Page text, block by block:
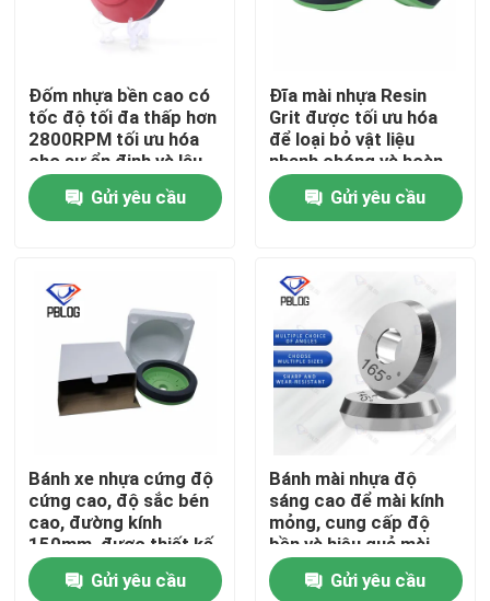
Sản phẩm
Về chúng tôi
Kiểm soát chất lượng
Liên hệ chúng tôi
Đốm nhựa bền cao có
tốc độ tối đa thấp hơn
2800RPM tối ưu hóa
cho sự ổn định và lâu
dài
Gửi yêu cầu
Đĩa mài nhựa Resin
Grit được tối ưu hóa
để loại bỏ vật liệu
nhanh chóng và hoàn
thiện bề mặt nhẵn
trong chế tạo kim loại
Gửi yêu cầu
Bánh xe nhựa cứng độ
cứng cao, độ sắc bén
cao, đường kính
150mm, được thiết kế
để có hiệu suất lâu dài
trong việc cắt và mài.
Gửi yêu cầu
Bánh mài nhựa độ
sáng cao để mài kính
mỏng, cung cấp độ
bền và hiệu quả mài
tuyệt vời
Gửi yêu cầu